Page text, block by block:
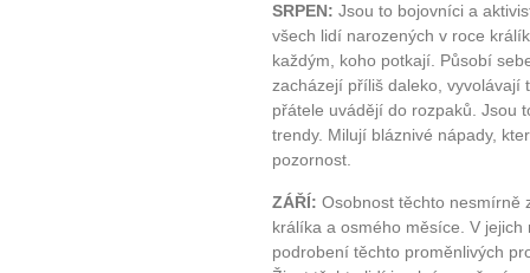
Jak vnést do života
Jak být šťastnější
SRPEN: Jsou to bojovníci a
všech lidí narozených v roce
každým, koho potkají. Působí
zacházejí příliš daleko, vyvolávají
přátele uvádějí do rozpaků. Jsou
trendy. Milují bláznivé nápady,
pozornost.
ZÁŘÍ: Osobnost těchto nesmírně
králíka a osmého měsíce. V
podrobení těchto proměnlivých